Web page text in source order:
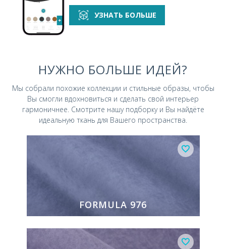
УЗНАТЬ БОЛЬШЕ
НУЖНО БОЛЬШЕ ИДЕЙ?
Мы собрали похожие коллекции и стильные образы, чтобы
Вы смогли вдохновиться и сделать свой интерьер
гармоничнее. Смотрите нашу подборку и Вы найдёте
идеальную ткань для Вашего пространства.
FORMULA 976